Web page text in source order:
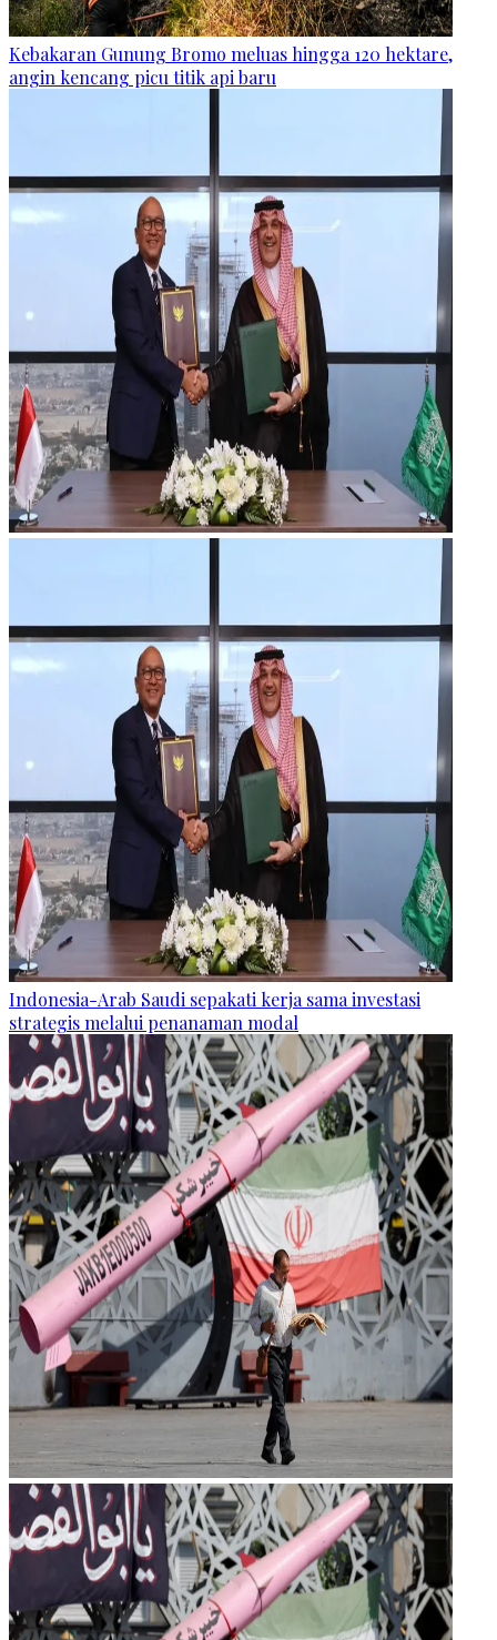
Kebakaran Gunung Bromo meluas hingga 120 hektare,
angin kencang picu titik api baru
Indonesia-Arab Saudi sepakati kerja sama investasi
strategis melalui penanaman modal